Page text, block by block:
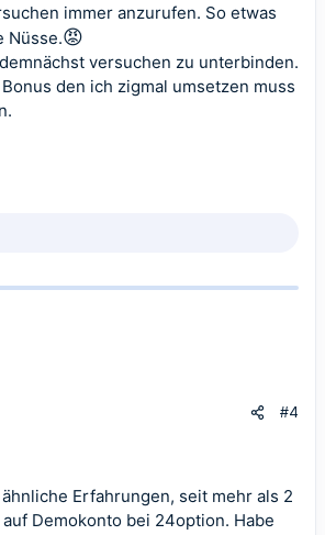
immer anzurufen. So etwas
Nüsse.😡
versuchen zu unterbinden.
den ich zigmal umsetzen muss
#4
Erfahrungen, seit mehr als 2
Demokonto bei 24option. Habe